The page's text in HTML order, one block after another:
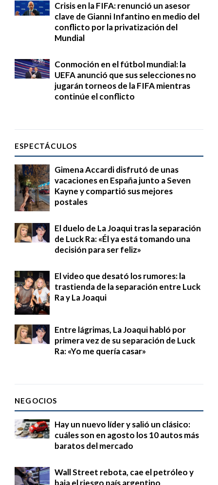
Crisis en la FIFA: renunció un asesor
clave de Gianni Infantino en medio del
conflicto por la privatización del
Mundial
Conmoción en el fútbol mundial: la
UEFA anunció que sus selecciones no
jugarán torneos de la FIFA mientras
continúe el conflicto
ESPECTÁCULOS
Gimena Accardi disfrutó de unas
vacaciones en España junto a Seven
Kayne y compartió sus mejores
postales
El duelo de La Joaqui tras la separación
de Luck Ra: «Él ya está tomando una
decisión para ser feliz»
El video que desató los rumores: la
trastienda de la separación entre Luck
Ra y La Joaqui
Entre lágrimas, La Joaqui habló por
primera vez de su separación de Luck
Ra: «Yo me quería casar»
NEGOCIOS
Hay un nuevo líder y salió un clásico:
cuáles son en agosto los 10 autos más
baratos del mercado
Wall Street rebota, cae el petróleo y
baja el riesgo país argentino